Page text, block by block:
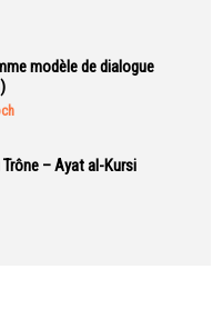
modèle de dialogue
– Ayat al-Kursi